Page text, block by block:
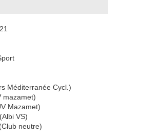
Méditerranée Cycl.)
mazamet)
Mazamet)
VS)
neutre)